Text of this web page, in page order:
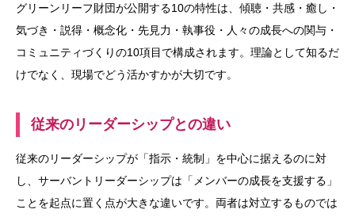
グリーンリーフ財団が公開する10の特性は、傾聴・共感・癒し・
気づき・説得・概念化・先見力・執事役・人々の成長への関与・
コミュニティづくりの10項目で構成されます。理論として知るだ
けでなく、現場でどう活かすかが大切です。
従来のリーダーシップとの違い
従来のリーダーシップが「指示・統制」を中心に据えるのに対
し、サーバントリーダーシップは「メンバーの成長を支援する」
ことを起点に置く点が大きな違いです。両者は対立するものでは